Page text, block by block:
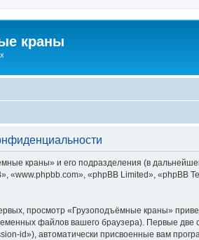
краны
краны» и его подразделения (в
«www.phpbb.com», «phpBB Limited», «phpBB
просмотр «Грузоподъёмные краны»
файлов вашего браузера). Первые
id»), автоматически присвоенные вам